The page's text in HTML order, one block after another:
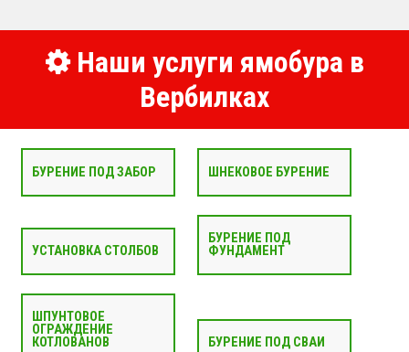
Наши услуги ямобура в
Вербилках
БУРЕНИЕ ПОД ЗАБОР ШНЕКОВОЕ БУРЕНИЕ
УСТАНОВКА СТОЛБОВ
БУРЕНИЕ ПОД
ФУНДАМЕНТ
ШПУНТОВОЕ
ОГРАЖДЕНИЕ
КОТЛОВАНОВ
БУРЕНИЕ ПОД СВАИ